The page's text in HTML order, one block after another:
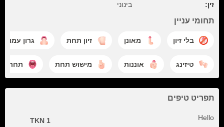
זין: בינוני
תחומי עניין
בלי זיון מאונן זיון תחת גרון עמוק
טיזינג אוננות מישוש תחת תחת
תפריט טיפים
Hello
1 TKN